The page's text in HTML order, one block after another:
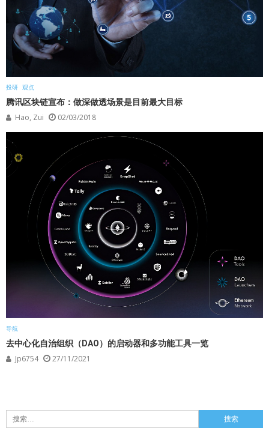
投研 观点
腾讯区块链宣布：做深做透场景是目前最大目标
Hao, Zui 02/03/2018
导航
去中心化自治组织（DAO）的启动器和多功能工具一览
Jp6754 27/11/2021
搜
索：